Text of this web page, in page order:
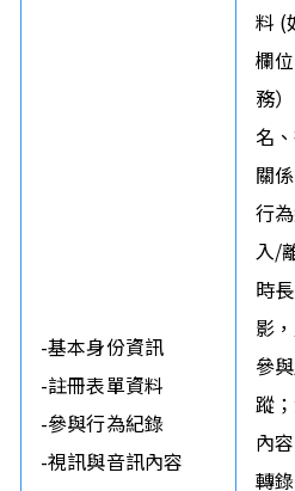
-基本身份資訊
-註冊表單資料
-參與行為紀錄
-視訊與音訊內容
料 (
欄
務
名
關
行
入/
時
影
參
蹤
內
轉